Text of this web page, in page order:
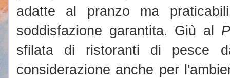
adatte al pranzo ma
soddisfazione garantita. Giù al
sfilata di ristoranti di pesce
considerazione anche per